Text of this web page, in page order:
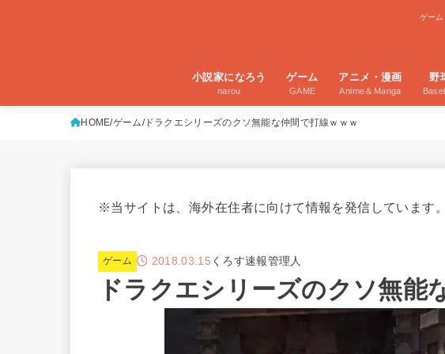
ゲー
小説家になろう
narou
ゲーム
GAME
アニメ・漫画
Anime＆Manga
野
HOME ゲーム ドラクエシリーズのクソ無能な仲間で打線ｗｗｗ
※当サイトは、海外在住者に向けて情報を発信しています。
ゲーム 2018.03.15 くろす速報管理人
ドラクエシリーズのクソ無能